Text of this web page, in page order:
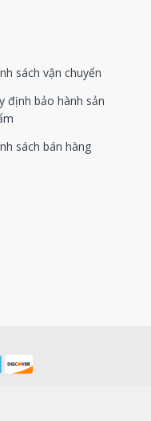
39853791 39853809
1900070005
1900071001
1900071031
23009848 39825815
sách vận chuyển
định bảo hành sản
sách bán hàng